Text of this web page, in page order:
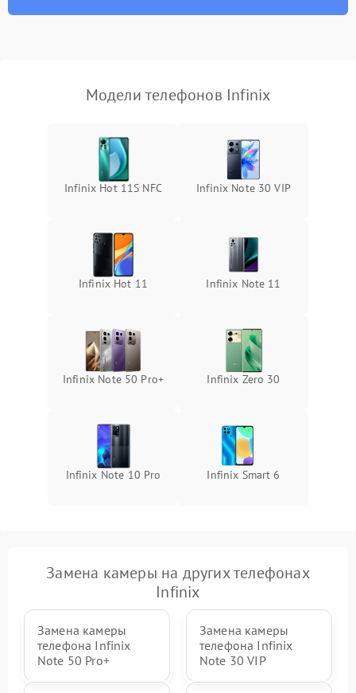
Модели телефонов Infinix
Infinix Hot 11S NFC Infinix Note 30 VIP
Infinix Hot 11 Infinix Note 11
Infinix Note 50 Pro+ Infinix Zero 30
Infinix Note 10 Pro Infinix Smart 6
Замена камеры на других телефонах
Infinix
Замена камеры
телефона Infinix
Note 50 Pro+
Замена камеры
телефона Infinix
Note 30 VIP